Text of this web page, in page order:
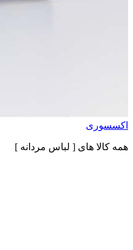
اکسسوری
همه کالا های [ لباس مردانه ]